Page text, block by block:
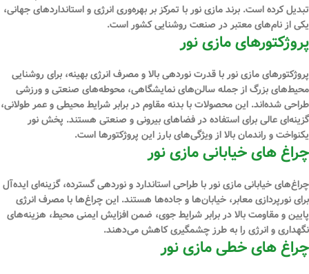
تبدیل کرده است. برند مازی نور با تمرکز بر بهره‌وری انرژی و استانداردهای جهانی،
یکی از نام‌های معتبر در صنعت روشنایی کشور است.
پروژکتورهای مازی نور
پروژکتورهای مازی نور با قدرت نوردهی بالا و مصرف انرژی بهینه، برای روشنایی
محیط‌های بزرگ از جمله سالن‌های نمایشگاهی، محوطه‌های صنعتی و ورزشی
طراحی شده‌اند. این محصولات با بدنه مقاوم در برابر شرایط محیطی و عمر طولانی،
گزینه‌ای عالی برای استفاده در فضاهای بیرونی و صنعتی هستند. پخش نور
یکنواخت و راندمان بالا از ویژگی‌های بارز این پروژکتورها است.
چراغ‌ های خیابانی مازی نور
چراغ‌های خیابانی مازی نور با طراحی استاندارد و نوردهی گسترده، گزینه‌ای ایده‌آل
برای نورپردازی معابر، خیابان‌ها و جاده‌ها هستند. این چراغ‌ها با مصرف انرژی
پایین و مقاومت بالا در برابر شرایط جوی، ضمن افزایش ایمنی محیط، هزینه‌های
نگهداری و انرژی را به طرز چشمگیری کاهش می‌دهند.
چراغ ‌های خطی مازی نور